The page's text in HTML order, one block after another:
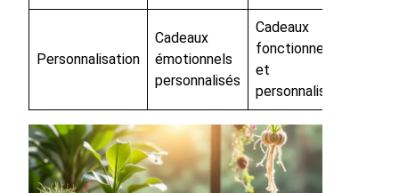
Personnalisation
Cadeaux
émotionnels
personnalisés
Cadeaux
fonctionnels
et
personnalisés